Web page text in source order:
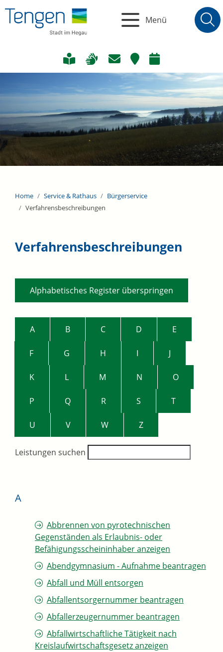
Menü
Home Service & Rathaus
Bürgerservice
Verfahrensbeschreibungen
Verfahrensbeschreibungen
Alphabetisches Register überspringen
A B C D E
F G H I J
K L M N O
P Q R S T
U V W Z
Leistungen suchen
A
Abbrennen von pyrotechnischen
Gegenständen als Erlaubnis- oder
Befähigungsscheininhaber anzeigen
Abendgymnasium - Aufnahme beantragen
Abfall und Müll entsorgen
Abfallentsorgernummer beantragen
Abfallerzeugernummer beantragen
Abfallwirtschaftliche Tätigkeit nach
Kreislaufwirtschaftsgesetz anzeigen